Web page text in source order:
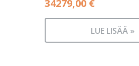
34279,00 €
LUE LISÄÄ »